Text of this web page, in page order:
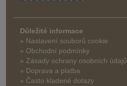
Důležité informace
» Nastavení souborů cookie
» Obchodní podmínky
» Zásady ochrany osobních údajů
» Doprava a platba
» Často kladené dotazy